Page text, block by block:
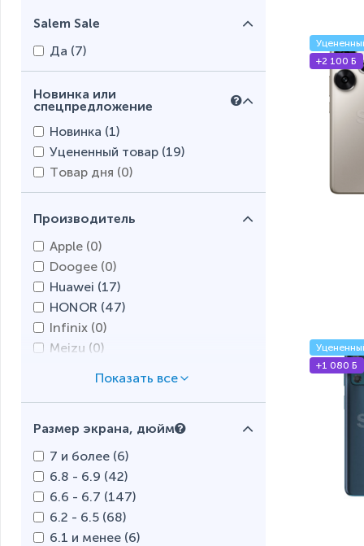
Salem Sale
Да (7)
Новинка или
спецпредложение
Новинка (1)
Уцененный товар (19)
Товар дня (0)
Производитель
Apple (0)
Doogee (0)
Huawei (17)
HONOR (47)
Infinix (0)
Meizu (0)
OPPO (2)
Oscal (
Samsung (86
POCO (40
realme ( 8)
Tecno Mobile (
Размер экрана, дюйм
7 и более (6)
6.8 - 6.9 (42)
6.6 - 6.7 (147)
6.2 - 6.5 (68)
6.1 и менее (6)
+2 100 Б
+1 080 Б